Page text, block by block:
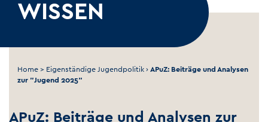
WISSEN
Home > Eigenständige Jugendpolitik › APuZ: Beiträge und Analysen
zur "Jugend 2025"
APuZ: Beiträge und Analysen zur